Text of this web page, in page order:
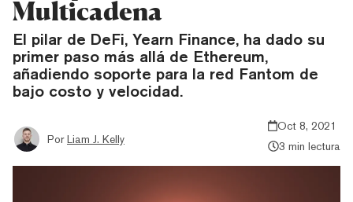
Multicadena
El pilar de DeFi, Yearn Finance, ha dado su
primer paso más allá de Ethereum,
añadiendo soporte para la red Fantom de
bajo costo y velocidad.
Por Liam J. Kelly
Oct 8, 2021
3 min lectura